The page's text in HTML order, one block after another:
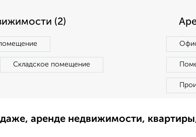
(2)
Складское помещение
аренде недвижимости,